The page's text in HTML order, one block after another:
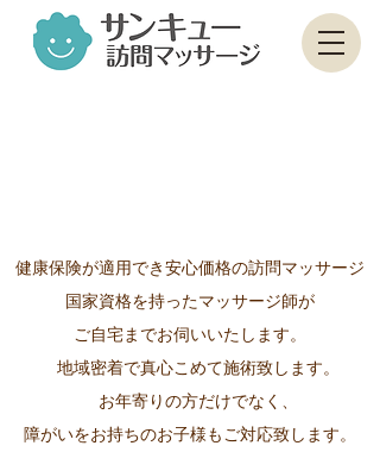
健康保険が適用でき安心価格の訪問マッサージ
国家資格を持ったマッサージ師が
ご自宅までお伺いいたします。
地域密着で真心こめて施術致します。
お年寄りの方だけでなく、
障がいをお持ちのお子様もご対応致します。